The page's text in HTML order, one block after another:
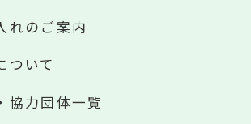
れのご案内
ついて
協力団体一覧